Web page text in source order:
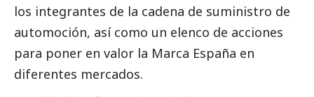
los integrantes de la cadena de suministro de
automoción, así como un elenco de acciones
para poner en valor la Marca España en
diferentes mercados.